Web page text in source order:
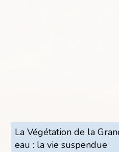
La Végétation de la
eau : la vie suspendue